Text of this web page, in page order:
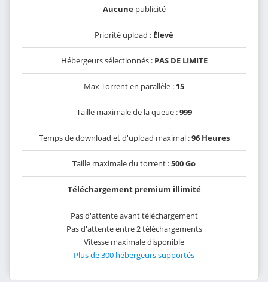
Aucunepublicité
Priorité upload : Élevé
Hébergeurs sélectionnés : PAS DE LIMITE
Max Torrent en parallèle : 15
Taille maximale de la queue :999
Temps de download et d'upload maximal :96 Heures
Taille maximale du torrent :500 Go
Téléchargement premium illimité
Pas d'attente avant téléchargement
Pas d'attente entre 2 téléchargements
Vitesse maximale disponible
Plus de 300 hébergeurs supportés